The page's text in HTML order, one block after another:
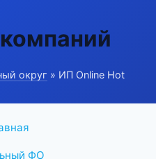
округ » ИП Online Hot
ФО